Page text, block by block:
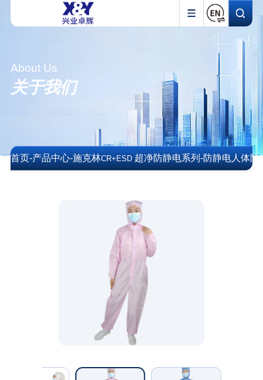
About Us
关于我们
首页-产品中心-施克林CR+ESD超净防静电系列-防静电人体防